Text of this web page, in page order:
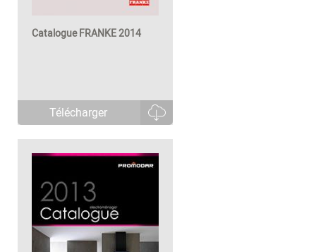
Catalogue FRANKE 2014
Télécharger